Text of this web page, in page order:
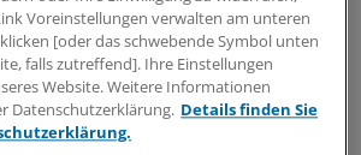
einlösen zu wollen. 30 Prozent
es sie denn gäbe, "meistens" in
wollen.(cw)
Voreinstellungen verwalten am unteren
[oder das schwebende Symbol unten
falls zutreffend]. Ihre Einstellungen
Website. Weitere Informationen
Datenschutzerklärung. Details finden Sie